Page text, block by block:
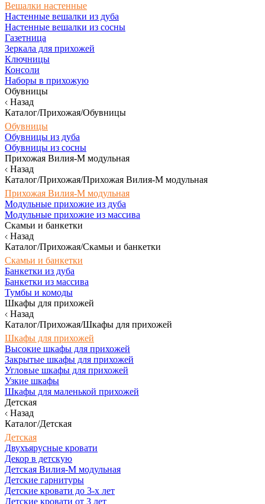
Вешалки настенные
Настенные вешалки из дуба
Настенные вешалки из сосны
Газетница
Зеркала для прихожей
Ключницы
Консоли
Наборы в прихожую
Обувницы
Назад
Каталог/Прихожая/Обувницы
Обувницы
Обувницы из дуба
Обувницы из сосны
Прихожая Вилия-М модульная
Назад
Каталог/Прихожая/Прихожая Вилия-М модульная
Прихожая Вилия-М модульная
Модульные прихожие из дуба
Модульные прихожие из массива
Скамьи и банкетки
Назад
Каталог/Прихожая/Скамьи и банкетки
Скамьи и банкетки
Банкетки из дуба
Банкетки из массива
Тумбы и комоды
Шкафы для прихожей
Назад
Каталог/Прихожая/Шкафы для прихожей
Шкафы для прихожей
Высокие шкафы для прихожей
Закрытые шкафы для прихожей
Угловые шкафы для прихожей
Узкие шкафы
Шкафы для маленькой прихожей
Детская
Назад
Каталог/Детская
Детская
Двухъярусные кровати
Декор в детскую
Детская Вилия-М модульная
Детские гарнитуры
Детские кровати до 3-х лет
Детские кровати от 3 лет